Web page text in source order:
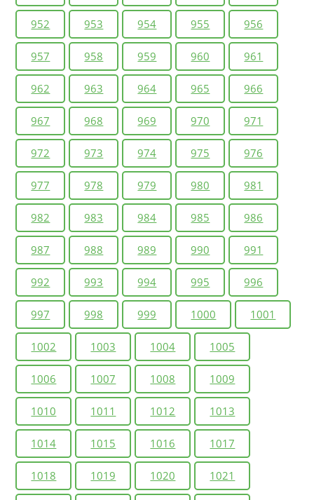
952 953 954 955 956
957 958 959 960 961
962 963 964 965 966
967 968 969 970 971
972 973 974 975 976
977 978 979 980 981
982 983 984 985 986
987 988 989 990 991
992 993 994 995 996
997 998 999 1000 1001
1002 1003 1004 1005
1006 1007 1008 1009
1010 1011 1012 1013
1014 1015 1016 1017
1018 1019 1020 1021